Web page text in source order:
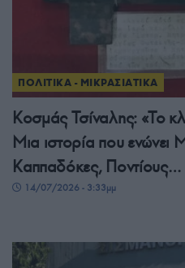
ΠΟΛΙΤΙΚΑ - ΜΙΚΡΑΣΙΑΤΙΚΑ
Κοσμάς Τσίναλης: «Το
Μια ιστορία που ενώνει
Καππαδόκες, Ποντίους…
14/07/2026 - 3:33μμ